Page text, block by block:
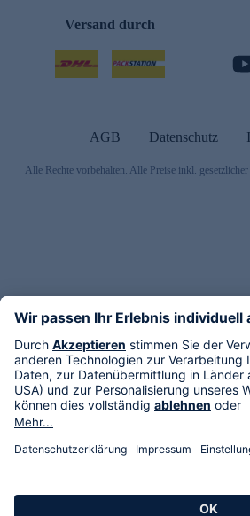
Versand durch
AGB Datenschutz
Alle Rechte vorbehalten. Alle Preise inkl.